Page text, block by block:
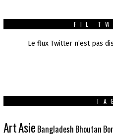
0
FIL
Le flux Twitter n’est pas
ArtAsie Bangladesh Bhoutan